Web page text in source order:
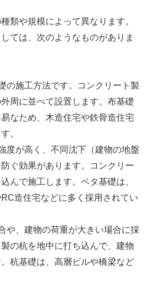
類や規模によって異なります。
ては、次のようなものがありま
の施工方法です。コンクリート製
周に並べて設置します。布基礎
なため、木造住宅や鉄骨造住宅
。
度が高く、不同沈下（建物の地盤
ぐ効果があります。コンクリー
んで施工します。ベタ基礎は、
造住宅などに多く採用されてい
や、建物の荷重が大きい場合に採
の杭を地中に打ち込んで、建物
杭基礎は、高層ビルや橋梁など